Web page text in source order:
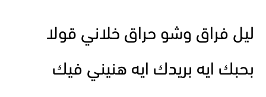
ليل فراق وشو حراق خلاني قولا
بحبك ايه بريدك ايه هنيني فيك